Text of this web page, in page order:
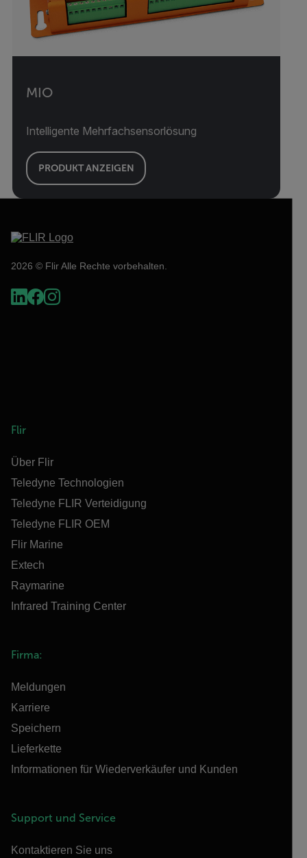
MIO
Intelligente Mehrfachsensorlösung
PRODUKT ANZEIGEN
2026 © Flir Alle Rechte vorbehalten.
Flir
Über Flir
Teledyne Technologien
Teledyne FLIR Verteidigung
Teledyne FLIR OEM
Flir Marine
Extech
Raymarine
Infrared Training Center
Firma:
Meldungen
Karriere
Speichern
Lieferkette
Informationen für Wiederverkäufer und Kunden
Support und Service
Kontaktieren Sie uns